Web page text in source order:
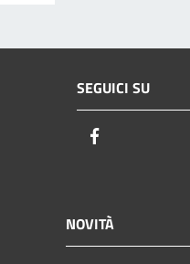
SEGUICI SU
NOVITÀ